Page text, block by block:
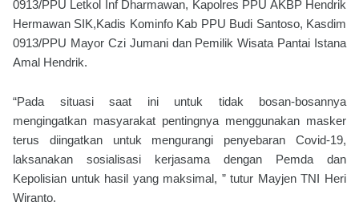
0913/PPU Letkol Inf Dharmawan, Kapolres PPU AKBP Hendrik
Hermawan SIK,Kadis Kominfo Kab PPU Budi Santoso, Kasdim
0913/PPU Mayor Czi Jumani dan Pemilik Wisata Pantai Istana
Amal Hendrik.
“Pada situasi saat ini untuk tidak bosan-bosannya
mengingatkan masyarakat pentingnya menggunakan masker
terus diingatkan untuk mengurangi penyebaran Covid-19,
laksanakan sosialisasi kerjasama dengan Pemda dan
Kepolisian untuk hasil yang maksimal, ” tutur Mayjen TNI Heri
Wiranto.